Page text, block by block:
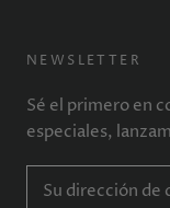
NEWSLETTER
Sé el primero en
especiales,